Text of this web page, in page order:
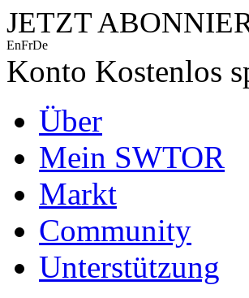
JETZT
EnFrDe
Konto Kostenlos
Über
Mein SWTOR
Markt
Community
Unterstützung